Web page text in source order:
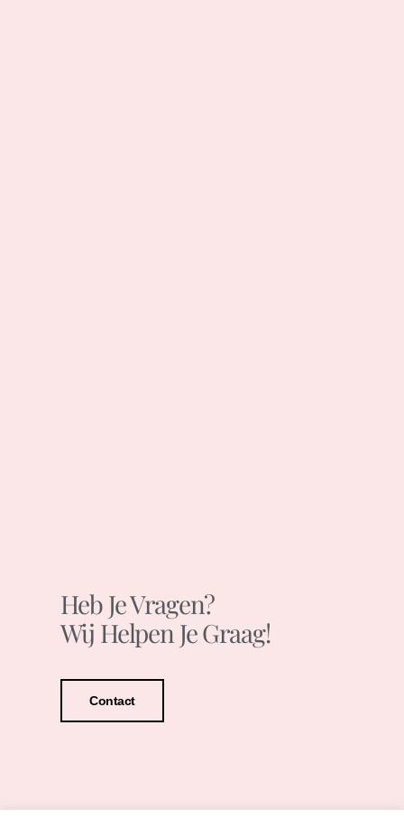
Heb Je Vragen?
Wij Helpen Je Graag!
Contact